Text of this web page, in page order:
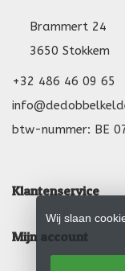
Brammert 24
3650 Stokkem
+32 486 46 09 65
btw-nummer: BE
Klantenservice
Mijn account
Wij slaan